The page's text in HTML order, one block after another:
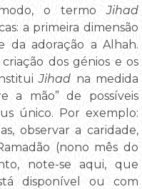
modo, o termoJihad
a primeira dimensão
da adoração a Alhah.
dos génios e os
Jihad na medida
a mão” de possíveis
único. Por exemplo:
observar a caridade,
(nono mês do
note-se aqui, que
disponível ou com